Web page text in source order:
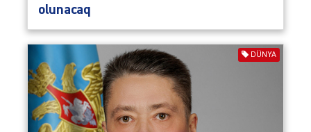
olunacaq
DÜNYA